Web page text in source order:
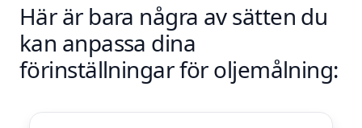
Här är bara några av sätten du
kan anpassa dina
förinställningar för oljemålning: